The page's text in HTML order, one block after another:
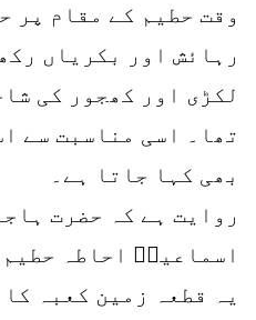
وقت حطیم کے مقام پر
رہائش اور بکریاں
لکڑی اور کھجور کی
تھا۔ اسی مناسبت سے
بھی کہا جاتا ہے۔
روایت ہے کہ حضرت
اسماعیلؑ احاطہ حطیم
یہ قطعہ زمین کعبہ